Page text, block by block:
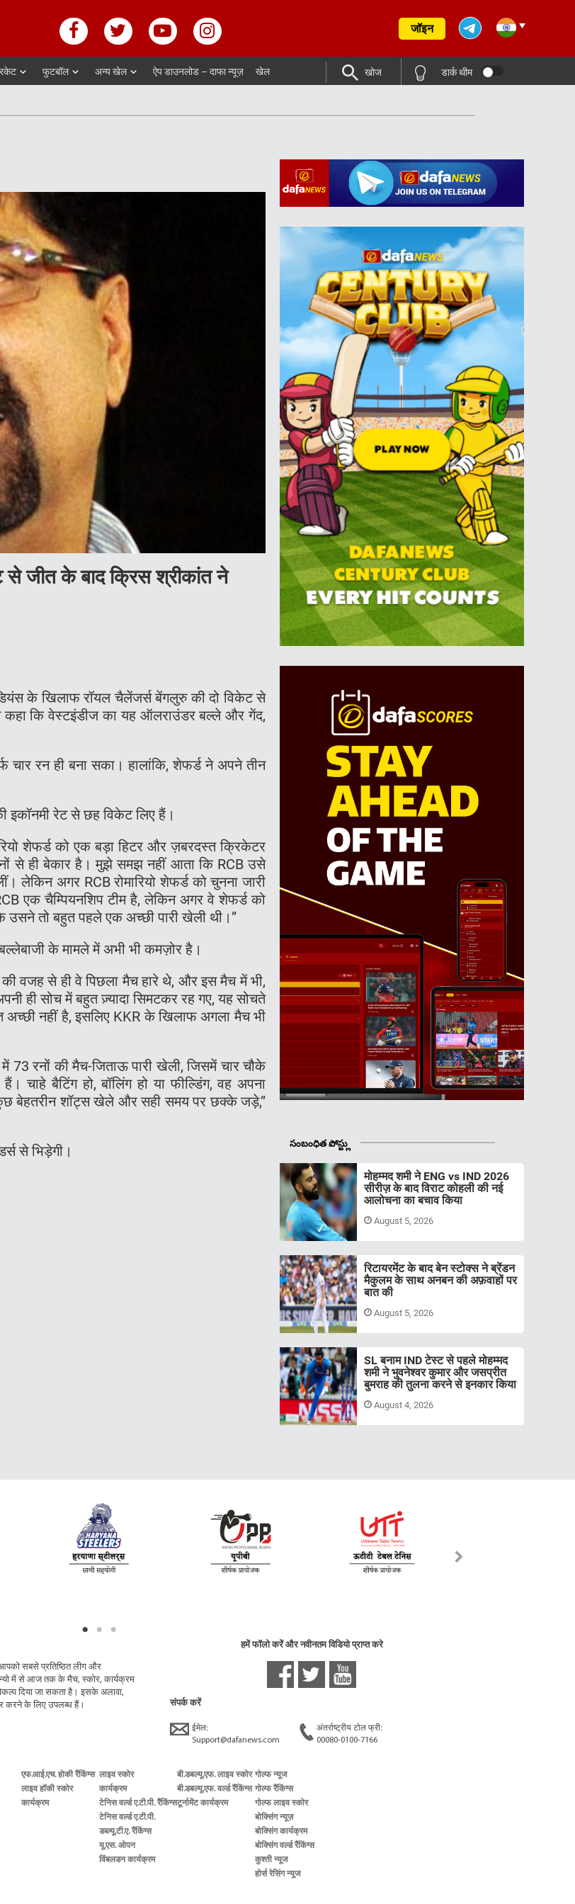
जॉइन
फुटबॉल अन्य खेल ऐप डाउनलोड – दाफा न्यूज़ खेल खोज डार्क थीम
जीत के बाद क्रिस श्रीकांत ने
के खिलाफ रॉयल चैलेंजर्स बेंगलुरु की दो विकेट से
कहा कि वेस्टइंडीज का यह ऑलराउंडर बल्ले और गेंद,
चार रन ही बना सका। हालांकि, शेफर्ड ने अपने तीन
रेट से छह विकेट लिए हैं।
शेफर्ड को एक बड़ा हिटर और ज़बरदस्त क्रिकेटर
से ही बेकार है। मुझे समझ नहीं आता कि RCB उसे
लेकिन अगर RCB रोमारियो शेफर्ड को चुनना जारी
एक चैम्पियनशिप टीम है, लेकिन अगर वे शेफर्ड को
उसने तो बहुत पहले एक अच्छी पारी खेली थी।”
के मामले में अभी भी कमज़ोर है।
वजह से ही वे पिछला मैच हारे थे, और इस मैच में भी,
ही सोच में बहुत ज़्यादा सिमटकर रह गए, यह सोचते
नहीं है, इसलिए KKR के खिलाफ अगला मैच भी
73 रनों की मैच-जिताऊ पारी खेली, जिसमें चार चौके
बैटिंग हो, बॉलिंग हो या फील्डिंग, वह अपना
बेहतरीन शॉट्स खेले और सही समय पर छक्के जड़े,”
से भिड़ेगी।
సంబంధిత పోస్ట్లు
मोहम्मद शमी ने ENG vs IND 2026
सीरीज़ के बाद विराट कोहली की नई
आलोचना का बचाव किया
August 5, 2026
रिटायरमेंट के बाद बेन स्टोक्स ने ब्रेंडन
मैकुलम के साथ अनबन की अफ़वाहों पर
बात की
August 5, 2026
SL बनाम IND टेस्ट से पहले मोहम्मद
शमी ने भुवनेश्वर कुमार और जसप्रीत
बुमराह की तुलना करने से इनकार किया
August 4, 2026
सबसे प्रतिष्ठित लीग और
में से आज तक के मैच, स्कोर, कार्यक्रम
दिया जा सकता है। इसके अलावा,
करने के लिए उपलब्ध हैं।
हमें फॉलो करें और नवीनतम विडियो प्राप्त करे
संपर्क करें
ईमेल:
Support@dafanews.com
अंतर्राष्ट्रीय टोल फ्री:
00080-0100-7166
एफ.आई.एच. होकी रैंकिंग्स
लाइव हॉकी स्कोर
कार्यक्रम
लाइव स्कोर
कार्यक्रम
टेनिस वर्ल्ड ए.टी.पी. रैंकिंग्स
टेनिस वर्ल्ड ए.टी.पी.
डब्ल्यू.टी.ए. रैंकिंग्स
यू.एस. ओपन
विंबलडन कार्यक्रम
बी.डबल्यू.एफ. लाइव स्कोर
बी.डबल्यू.एफ. वर्ल्ड रैंकिंग्स
टूर्नामेंट कार्यक्रम
गोल्फ न्यूज
गोल्फ रैंकिंग्स
गोल्फ लाइव स्कोर
बोक्सिंग न्यूज़
बोक्सिंग कार्यक्रम
बोक्सिंग वर्ल्ड रैंकिंग्स
कुश्ती न्यूज
होर्स रेसिंग न्यूज